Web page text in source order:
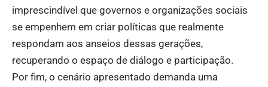
imprescindível que governos e organizações sociais
se empenhem em criar políticas que realmente
respondam aos anseios dessas gerações,
recuperando o espaço de diálogo e participação.
Por fim, o cenário apresentado demanda uma